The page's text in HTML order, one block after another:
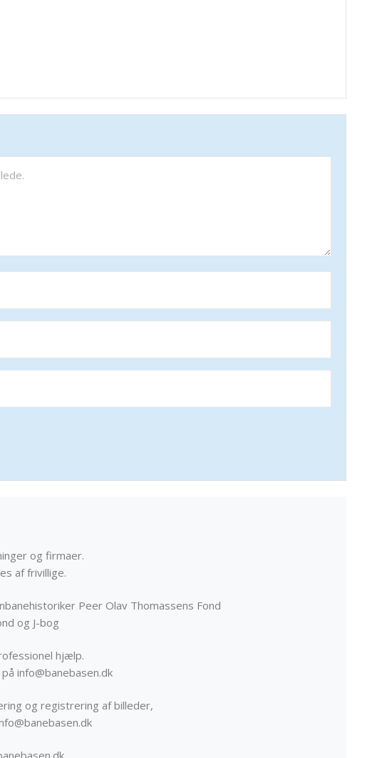
og firmaer.
af frivillige.
Peer Olav Thomassens Fond
og J-bog
hjælp.
info@banebasen.dk
og registrering af billeder,